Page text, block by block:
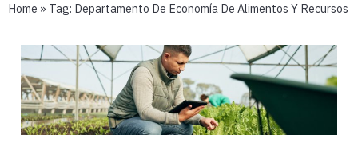
Home » Tag: Departamento De Economía De Alimentos Y Recursos